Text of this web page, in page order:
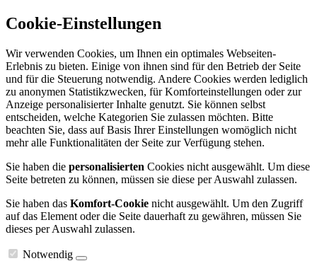
Cookie-Einstellungen
Wir verwenden Cookies, um Ihnen ein optimales Webseiten-
Erlebnis zu bieten. Einige von ihnen sind für den Betrieb der Seite
und für die Steuerung notwendig. Andere Cookies werden lediglich
zu anonymen Statistikzwecken, für Komforteinstellungen oder zur
Anzeige personalisierter Inhalte genutzt. Sie können selbst
entscheiden, welche Kategorien Sie zulassen möchten. Bitte
beachten Sie, dass auf Basis Ihrer Einstellungen womöglich nicht
mehr alle Funktionalitäten der Seite zur Verfügung stehen.
Sie haben die personalisierten Cookies nicht ausgewählt. Um diese
Seite betreten zu können, müssen sie diese per Auswahl zulassen.
Sie haben das Komfort-Cookie nicht ausgewählt. Um den Zugriff
auf das Element oder die Seite dauerhaft zu gewähren, müssen Sie
dieses per Auswahl zulassen.
Notwendig